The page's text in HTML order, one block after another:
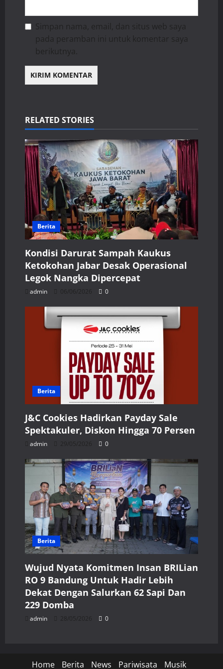
Simpan nama, email, dan situs web saya
pada peramban ini untuk komentar saya
berikutnya.
RELATED STORIES
Berita
Kondisi Darurat Sampah Kaukus
Ketokohan Jabar Desak Operasional
Legok Nangka Dipercepat
admin 06/06/2026 0
Berita
J&C Cookies Hadirkan Payday Sale
Spektakuler, Diskon Hingga 70 Persen
admin 29/05/2026 0
Berita
Wujud Nyata Komitmen Insan BRILian
RO 9 Bandung Untuk Hadir Lebih
Dekat Dengan Salurkan 62 Sapi Dan
229 Domba
admin 28/05/2026 0
Home Berita News Pariwisata Musik